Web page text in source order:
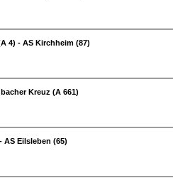
4) - AS Kirchheim (87)
Kreuz (A 661)
AS Eilsleben (65)